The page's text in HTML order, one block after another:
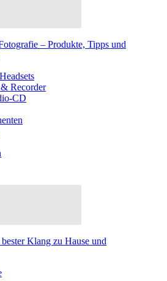
– Produkte, Tipps und
Recorder
CD
Klang zu Hause und